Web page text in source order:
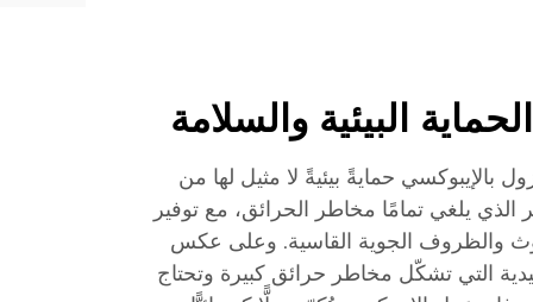
البيئية والسلامة
بالإيبوكسي حمايةً بيئيةً لا مثيل لها من
الذي يلغي تمامًا مخاطر الحرائق، مع توفير
والظروف الجوية القاسية. وعلى عكس
التي تشكّل مخاطر حرائق كبيرة وتحتاج